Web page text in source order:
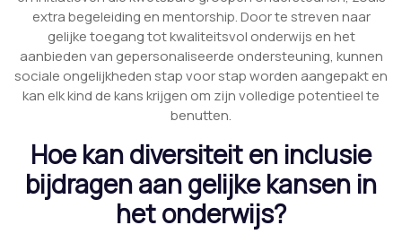
extra begeleiding en mentorship. Door te streven naar
gelijke toegang tot kwaliteitsvol onderwijs en het
aanbieden van gepersonaliseerde ondersteuning, kunnen
sociale ongelijkheden stap voor stap worden aangepakt en
kan elk kind de kans krijgen om zijn volledige potentieel te
benutten.
Hoe kan diversiteit en inclusie
bijdragen aan gelijke kansen in
het onderwijs?